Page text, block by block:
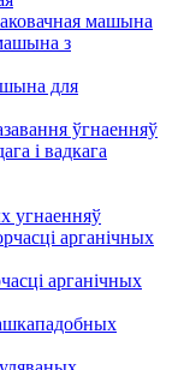
машына
з
для
ўгнаенняў
і вадкага
угнаенняў
арганічных
арганічных